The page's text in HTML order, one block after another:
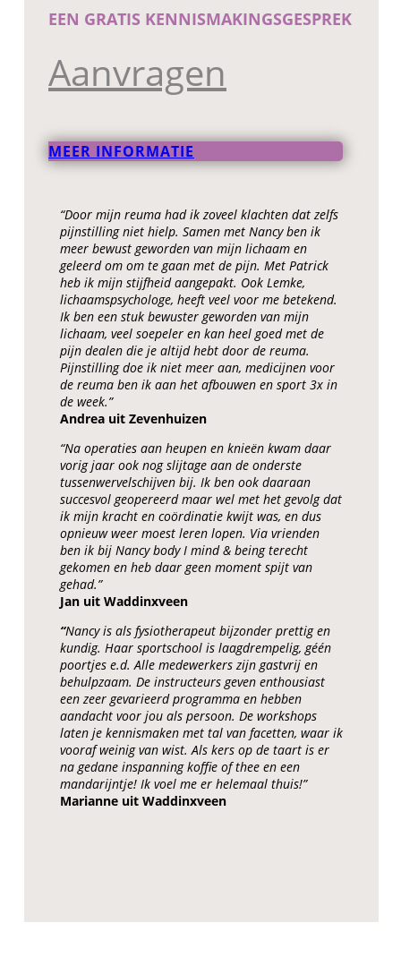
EEN GRATIS KENNISMAKINGSGESPREK
Aanvragen
MEER INFORMATIE
“Door mijn reuma had ik zoveel klachten dat zelfs
pijnstilling niet hielp. Samen met Nancy ben ik
meer bewust geworden van mijn lichaam en
geleerd om om te gaan met de pijn. Met Patrick
heb ik mijn stijfheid aangepakt. Ook Lemke,
lichaamspsychologe, heeft veel voor me betekend.
Ik ben een stuk bewuster geworden van mijn
lichaam, veel soepeler en kan heel goed met de
pijn dealen die je altijd hebt door de reuma.
Pijnstilling doe ik niet meer aan, medicijnen voor
de reuma ben ik aan het afbouwen en sport 3x in
de week.”
Andrea uit Zevenhuizen
“Na operaties aan heupen en knieën kwam daar
vorig jaar ook nog slijtage aan de onderste
tussenwervelschijven bij. Ik ben ook daaraan
succesvol geopereerd maar wel met het gevolg dat
ik mijn kracht en coördinatie kwijt was, en dus
opnieuw weer moest leren lopen. Via vrienden
ben ik bij Nancy body I mind & being terecht
gekomen en heb daar geen moment spijt van
gehad.”
Jan uit Waddinxveen
“Nancy is als fysiotherapeut bijzonder prettig en
kundig. Haar sportschool is laagdrempelig, géén
poortjes e.d. Alle medewerkers zijn gastvrij en
behulpzaam. De instructeurs geven enthousiast
een zeer gevarieerd programma en hebben
aandacht voor jou als persoon. De workshops
laten je kennismaken met tal van facetten, waar ik
vooraf weinig van wist. Als kers op de taart is er
na gedane inspanning koffie of thee en een
mandarijntje! Ik voel me er helemaal thuis!”
Marianne uit Waddinxveen